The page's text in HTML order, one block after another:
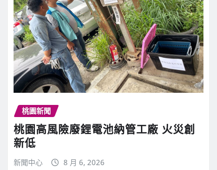
桃園新聞
桃園高風險廢鋰電池納管工廠 火災創
新低
新聞中心 8 月 6, 2026